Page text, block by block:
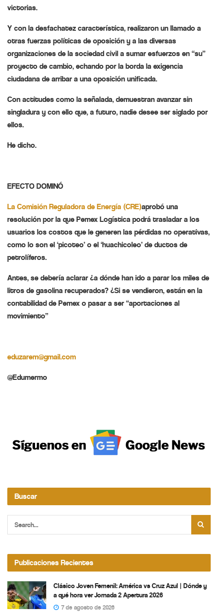
victorias.
Y con la desfachatez característica, realizaron un llamado a
otras fuerzas políticas de oposición y a las diversas
organizaciones de la sociedad civil a sumar esfuerzos en “su”
proyecto de cambio, echando por la borda la exigencia
ciudadana de arribar a una oposición unificada.
Con actitudes como la señalada, demuestran avanzar sin
singladura y con ello que, a futuro, nadie desee ser siglado por
ellos.
He dicho.
EFECTO DOMINÓ
La Comisión Reguladora de Energía (CRE)aprobó una
resolución por la que Pemex Logística podrá trasladar a los
usuarios los costos que le generen las pérdidas no operativas,
como lo son el ‘picoteo’ o el ‘huachicoleo’ de ductos de
petrolíferos.
Antes, se debería aclarar ¿a dónde han ido a parar los miles de
litros de gasolina recuperados? ¿Si se vendieron, están en la
contabilidad de Pemex o pasar a ser “aportaciones al
movimiento”
eduzarem@gmail.com
@Edumermo
Buscar
Publicaciones Recientes
Clásico Joven Femenil: América vs Cruz Azul | Dónde y
a qué hora ver Jornada 2 Apertura 2026
7 de agosto de 2026